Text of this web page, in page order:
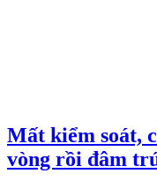
Mất kiểm soát,
vòng rồi đâm